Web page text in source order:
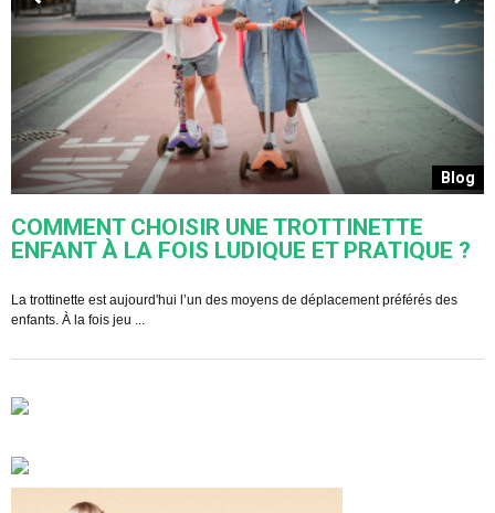
Blog
COMMENT CHOISIR UNE TROTTINETTE
ENFANT À LA FOIS LUDIQUE ET PRATIQUE ?
La trottinette est aujourd'hui l’un des moyens de déplacement préférés des
enfants. À la fois jeu ...